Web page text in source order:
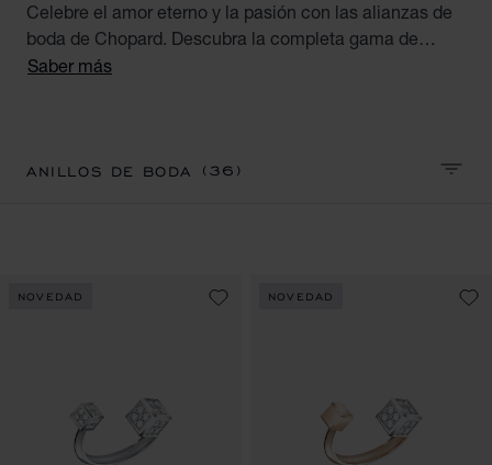
Celebre el amor eterno y la pasión con las alianzas de
boda de Chopard. Descubra la completa gama de
lujosas alianzas de boda de nuestras colecciones
Saber más
ANILLOS DE BODA(36)
NOVEDAD NOVEDAD